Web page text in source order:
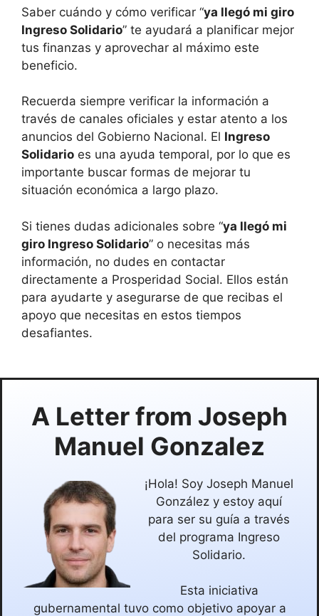
Saber cuándo y cómo verificar “ya llegó mi giro
Ingreso Solidario” te ayudará a planificar mejor
tus finanzas y aprovechar al máximo este
beneficio.
Recuerda siempre verificar la información a
través de canales oficiales y estar atento a los
anuncios del Gobierno Nacional. El Ingreso
Solidario es una ayuda temporal, por lo que es
importante buscar formas de mejorar tu
situación económica a largo plazo.
Si tienes dudas adicionales sobre “ya llegó mi
giro Ingreso Solidario” o necesitas más
información, no dudes en contactar
directamente a Prosperidad Social. Ellos están
para ayudarte y asegurarse de que recibas el
apoyo que necesitas en estos tiempos
desafiantes.
A Letter from Joseph
Manuel Gonzalez
¡Hola! Soy Joseph Manuel
González y estoy aquí
para ser su guía a través
del programa Ingreso
Solidario.
Esta iniciativa
gubernamental tuvo como objetivo apoyar a